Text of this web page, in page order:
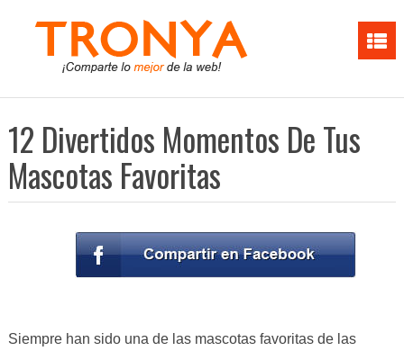
12 Divertidos Momentos De Tus
Mascotas Favoritas
Siempre han sido una de las mascotas favoritas de las